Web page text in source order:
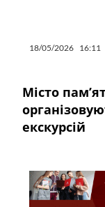
18/05/2026 16:11
Місто
екскурсій